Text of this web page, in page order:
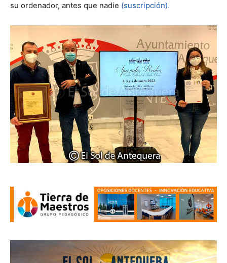
su ordenador, antes que nadie (suscripción).